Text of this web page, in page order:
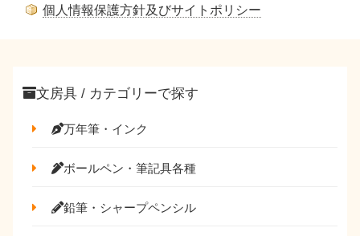
個人情報保護方針及びサイトポリシー
文房具 / カテゴリーで探す
万年筆・インク
ボールペン・筆記具各種
鉛筆・シャープペンシル